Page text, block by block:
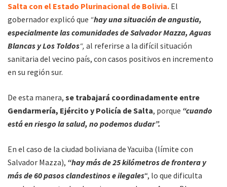
Salta con el Estado Plurinacional de Bolivia. El
gobernador explicó que “hay una situación de angustia,
especialmente las comunidades de Salvador Mazza, Aguas
Blancas y Los Toldos“, al referirse a la difícil situación
sanitaria del vecino país, con casos positivos en incremento
en su región sur.
De esta manera, se trabajará coordinadamente entre
Gendarmería, Ejército y Policía de Salta, porque “cuando
está en riesgo la salud, no podemos dudar”.
En el caso de la ciudad boliviana de Yacuiba (límite con
Salvador Mazza), “hay más de 25 kilómetros de frontera y
más de 60 pasos clandestinos e ilegales“, lo que dificulta